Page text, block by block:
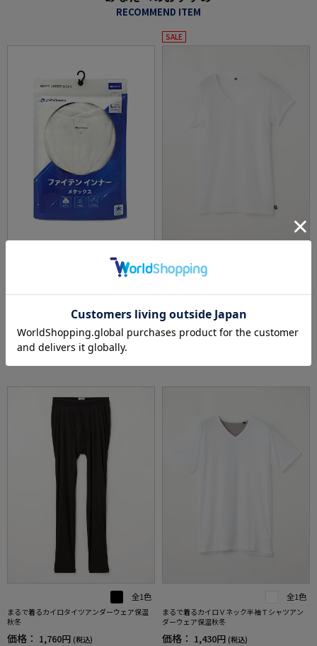
RECOMMEND ITEM
【綿100%】phiten-ファイテン-インナーメタ
ックス抗菌防臭アンダーウェア下着通年
価格：1,650円 (税込)
5.0（1）
SALE
デニスラアンダーアンダーウェアデニスラ汗
価格：1,430円 (税込)
31%off
WEB価格： 990円 (税込)
全1色
まるで着るカイロタイツアンダーウェア保温
秋冬
価格： 1,760円 (税込)
全1色
まるで着るカイロＶネック半袖Ｔシャツアン
ダーウェア保温秋冬
価格： 1,430円 (税込)